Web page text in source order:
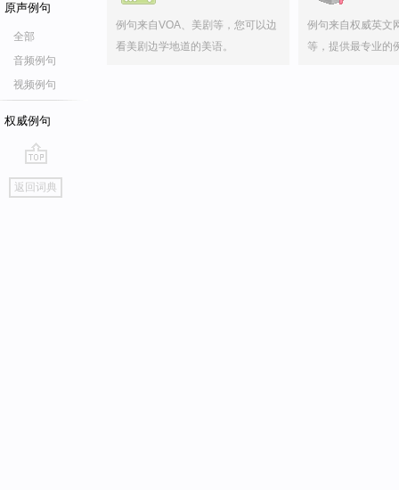
原声例句
全部
音频例句
视频例句
权威例句
go
top
返回词典
例句来自VOA、美剧等，您可以边
看美剧边学地道的美语。
例句来自权威英文
等，提供最专业的